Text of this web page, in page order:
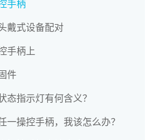
手柄
戴式设备配对
手柄上
件
态指示灯有何含义？
一操控手柄，我该怎么办？